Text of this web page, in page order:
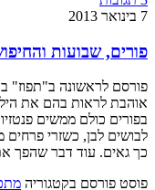
פורים, שבועות
אוהבת לראות בהם את
בפורים כולם ממשים
לבושים לבן, כשזרי
כך גאים. עוד דבר שהפך
פוסט פורסם בקטגוריה